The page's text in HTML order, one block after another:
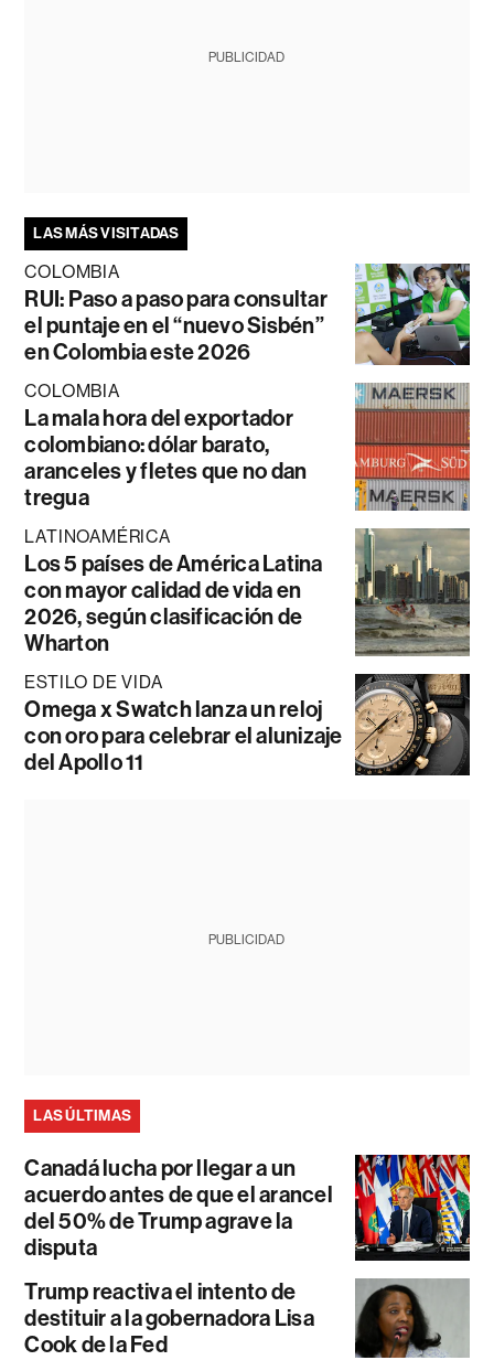
PUBLICIDAD
LAS MÁS VISITADAS
COLOMBIA
RUI: Paso a paso para consultar
el puntaje en el “nuevo Sisbén”
en Colombia este 2026
COLOMBIA
La mala hora del exportador
colombiano: dólar barato,
aranceles y fletes que no dan
tregua
LATINOAMÉRICA
Los 5 países de América Latina
con mayor calidad de vida en
2026, según clasificación de
Wharton
ESTILO DE VIDA
Omega x Swatch lanza un reloj
con oro para celebrar el alunizaje
del Apollo 11
PUBLICIDAD
LAS ÚLTIMAS
Canadá lucha por llegar a un
acuerdo antes de que el arancel
del 50% de Trump agrave la
disputa
Trump reactiva el intento de
destituir a la gobernadora Lisa
Cook de la Fed